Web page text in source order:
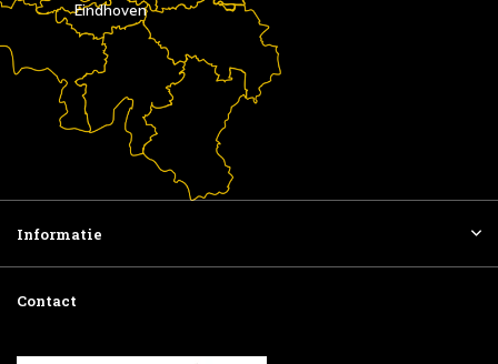
Eindhoven
Informatie
Contact